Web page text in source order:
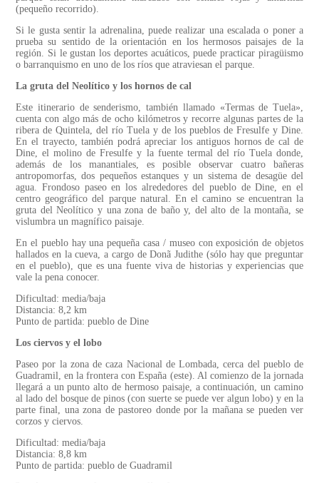
(pequeño recorrido).
Si le gusta sentir la adrenalina, puede realizar una escalada o poner a
prueba su sentido de la orientación en los hermosos paisajes de la
región. Si le gustan los deportes acuáticos, puede practicar piragüismo
o barranquismo en uno de los ríos que atraviesan el parque.
La gruta del Neolítico y los hornos de cal
Este itinerario de senderismo, también llamado «Termas de Tuela»,
cuenta con algo más de ocho kilómetros y recorre algunas partes de la
ribera de Quintela, del río Tuela y de los pueblos de Fresulfe y Dine.
En el trayecto, también podrá apreciar los antiguos hornos de cal de
Dine, el molino de Fresulfe y la fuente termal del río Tuela donde,
además de los manantiales, es posible observar cuatro bañeras
antropomorfas, dos pequeños estanques y un sistema de desagüe del
agua. Frondoso paseo en los alrededores del pueblo de Dine, en el
centro geográfico del parque natural. En el camino se encuentran la
gruta del Neolítico y una zona de baño y, del alto de la montaña, se
vislumbra un magnífico paisaje.
En el pueblo hay una pequeña casa / museo con exposición de objetos
hallados en la cueva, a cargo de Donã Judithe (sólo hay que preguntar
en el pueblo), que es una fuente viva de historias y experiencias que
vale la pena conocer.
Dificultad: media/baja
Distancia: 8,2 km
Punto de partida: pueblo de Dine
Los ciervos y el lobo
Paseo por la zona de caza Nacional de Lombada, cerca del pueblo de
Guadramil, en la frontera con España (este). Al comienzo de la jornada
llegará a un punto alto de hermoso paisaje, a continuación, un camino
al lado del bosque de pinos (con suerte se puede ver algun lobo) y en la
parte final, una zona de pastoreo donde por la mañana se pueden ver
corzos y ciervos.
Dificultad: media/baja
Distancia: 8,8 km
Punto de partida: pueblo de Guadramil